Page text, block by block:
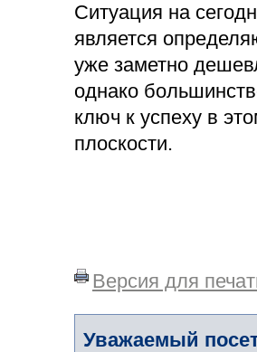
Ситуация на
является
уже заметно
однако
ключ к успеху в
плоскости.
Версия для
Уважаемый